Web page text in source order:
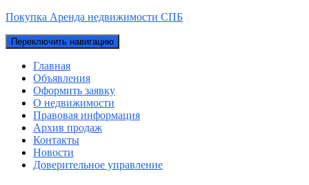
Покупка Аренда недвижимости СПБ
Переключить навигацию
Главная
Объявления
Оформить заявку
О недвижимости
Правовая информация
Архив продаж
Контакты
Новости
Доверительное управление